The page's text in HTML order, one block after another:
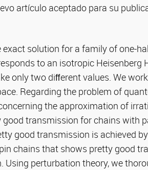
artículo aceptado para su
solution for a family of one-
to an isotropic Heisenberg
only two diﬀerent values. We
Regarding the problem of
the approximation of
transmission for chains with
good transmission is achieved
chains that shows pretty good
Using perturbation theory, we